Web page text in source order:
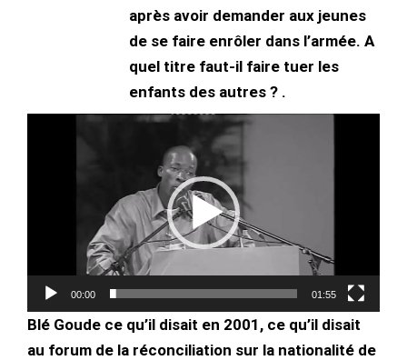
après avoir demander aux jeunes
de se faire enrôler dans l’armée. A
quel titre faut-il faire tuer les
enfants des autres ? .
00:00 01:55
Blé Goude ce qu’il disait en 2001, ce qu’il disait
au forum de la réconciliation sur la nationalité de